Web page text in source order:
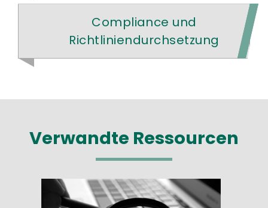
Compliance und
Richtliniendurchsetzung
Verwandte Ressourcen